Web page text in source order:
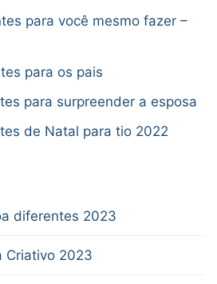
para você mesmo fazer –
para os pais
para surpreender a esposa
de Natal para tio 2022
diferentes 2023
Criativo 2023